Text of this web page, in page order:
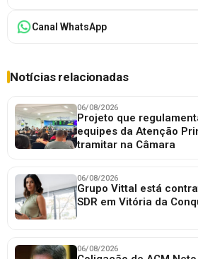
Canal WhatsApp
Notícias relacionadas
06/08/2026
Projeto que
equipes da Atenção
tramitar na Câmara
06/08/2026
Grupo Vittal está
SDR em Vitória da
06/08/2026